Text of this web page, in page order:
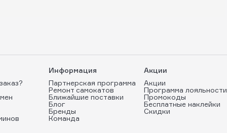
Информация
Партнерская программа
Ремонт самокатов
Ближайшие поставки
Блог
Бренды
Команда
Акции
Акции
Программа лояльности
Промокоды
Бесплатные наклейки
Скидки